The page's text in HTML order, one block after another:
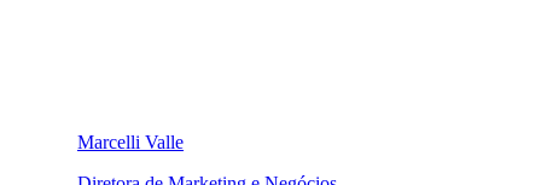
Marcelli Valle